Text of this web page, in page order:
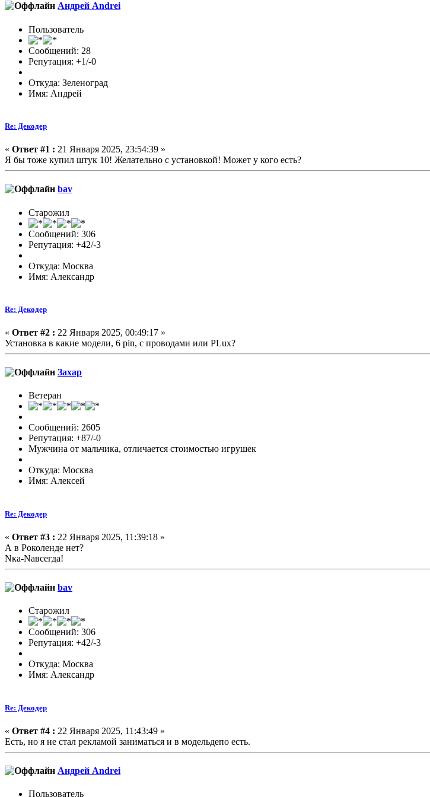
Андрей Andrei
Пользователь
Сообщений: 28
Репутация: +1/-0
Откуда: Зеленоград
Имя: Андрей
Re: Декодер
« Ответ #1 : 21 Января 2025, 23:54:39 »
Я бы тоже купил штук 10! Желательно с установкой! Может у кого есть?
bav
Старожил
Сообщений: 306
Репутация: +42/-3
Откуда: Москва
Имя: Александр
Re: Декодер
« Ответ #2 : 22 Января 2025, 00:49:17 »
Установка в какие модели, 6 pin, с проводами или PLux?
Захар
Ветеран
Сообщений: 2605
Репутация: +87/-0
Мужчина от мальчика, отличается стоимостью игрушек
Откуда: Москва
Имя: Алексей
Re: Декодер
« Ответ #3 : 22 Января 2025, 11:39:18 »
А в Роколенде нет?
Nка-Nавсегда!
bav
Старожил
Сообщений: 306
Репутация: +42/-3
Откуда: Москва
Имя: Александр
Re: Декодер
« Ответ #4 : 22 Января 2025, 11:43:49 »
Есть, но я не стал рекламой заниматься и в модельдепо есть.
Андрей Andrei
Пользователь